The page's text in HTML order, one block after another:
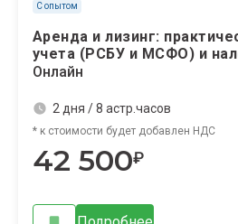
С опытом
Аренда и лизинг:
учета (РСБУ и МСФО) и
Онлайн
2 дня / 8 астр.часов
* к стоимости будет добавлен НДС
42 500₽